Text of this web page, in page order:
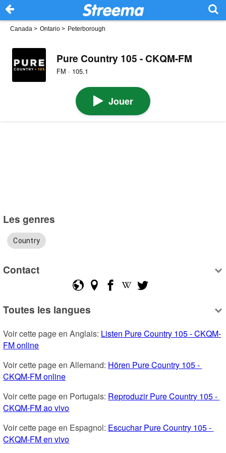
Canada > Ontario > Peterborough
Pure Country 105 - CKQM-FM
FM · 105.1
Jouer
Les genres
Country
Contact
Toutes les langues
Voir cette page en Anglais: Listen Pure Country 105 - CKQM-
FM online
Voir cette page en Allemand: Hören Pure Country 105 -
CKQM-FM online
Voir cette page en Portugais: Reproduzir Pure Country 105 -
CKQM-FM ao vivo
Voir cette page en Espagnol: Escuchar Pure Country 105 -
CKQM-FM en vivo